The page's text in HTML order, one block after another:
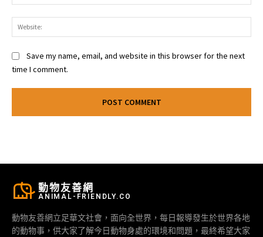
Save my name, email, and website in this browser for the next
time I comment.
動物友善網
ANIMAL-FRIENDLY.CO
動物友善網立足華文社會，面向全世界，每日報導發生於世界各地
的動物事，供大家了解今日動物身處的環境和問題，最終希望大家